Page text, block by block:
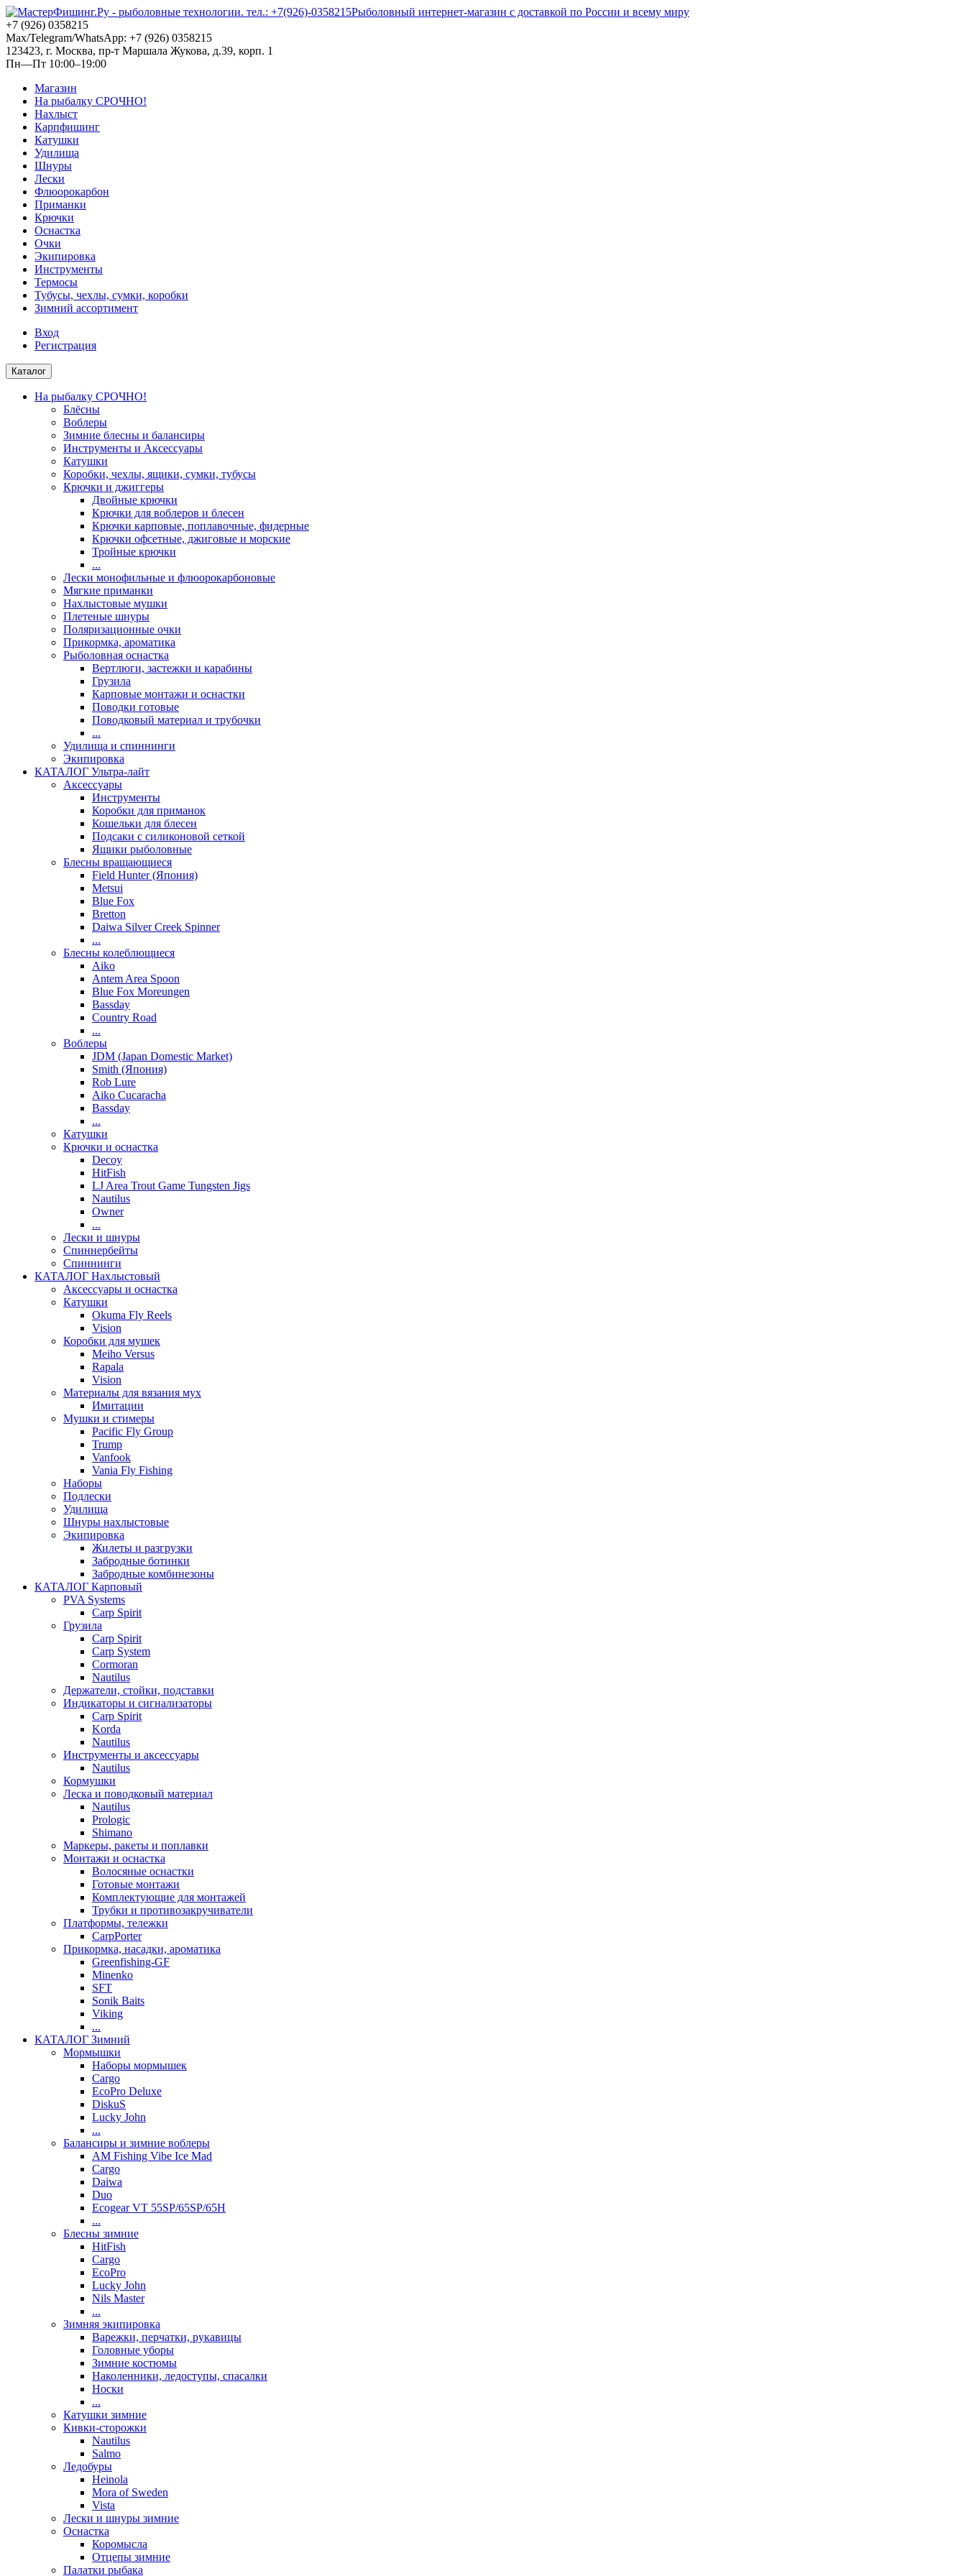
Рыболовный интернет-магазин с доставкой по России и всему миру
+7 (926) 0358215
Max/Telegram/WhatsApp: +7 (926) 0358215
123423, г. Москва, пр-т Маршала Жукова, д.39, корп. 1
Пн—Пт 10:00–19:00
Магазин
На рыбалку СРОЧНО!
Нахлыст
Карпфишинг
Катушки
Удилища
Шнуры
Лески
Флюорокарбон
Приманки
Крючки
Оснастка
Очки
Экипировка
Инструменты
Термосы
Тубусы, чехлы, сумки, коробки
Зимний ассортимент
Вход
Регистрация
Каталог
На рыбалку СРОЧНО!
Блёсны
Воблеры
Зимние блесны и балансиры
Инструменты и Аксессуары
Катушки
Коробки, чехлы, ящики, сумки, тубусы
Крючки и джиггеры
Двойные крючки
Крючки для воблеров и блесен
Крючки карповые, поплавочные, фидерные
Крючки офсетные, джиговые и морские
Тройные крючки
...
Лески монофильные и флюорокарбоновые
Мягкие приманки
Нахлыстовые мушки
Плетеные шнуры
Поляризационные очки
Прикормка, ароматика
Рыболовная оснастка
Вертлюги, застежки и карабины
Грузила
Карповые монтажи и оснастки
Поводки готовые
Поводковый материал и трубочки
...
Удилища и спиннинги
Экипировка
КАТАЛОГ Ультра-лайт
Аксессуары
Инструменты
Коробки для приманок
Кошельки для блесен
Подсаки с силиконовой сеткой
Ящики рыболовные
Блесны вращающиеся
Field Hunter (Япония)
Metsui
Blue Fox
Bretton
Daiwa Silver Creek Spinner
...
Блесны колеблющиеся
Aiko
Antem Area Spoon
Blue Fox Moreungen
Bassday
Country Road
...
Воблеры
JDM (Japan Domestic Market)
Smith (Япония)
Rob Lure
Aiko Cucaracha
Bassday
...
Катушки
Крючки и оснастка
Decoy
HitFish
LJ Area Trout Game Tungsten Jigs
Nautilus
Owner
...
Лески и шнуры
Спиннербейты
Спиннинги
КАТАЛОГ Нахлыстовый
Аксессуары и оснастка
Катушки
Okuma Fly Reels
Vision
Коробки для мушек
Meiho Versus
Rapala
Vision
Материалы для вязания мух
Имитации
Мушки и стимеры
Pacific Fly Group
Trump
Vanfook
Vania Fly Fishing
Наборы
Подлески
Удилища
Шнуры нахлыстовые
Экипировка
Жилеты и разгрузки
Забродные ботинки
Забродные комбинезоны
КАТАЛОГ Карповый
PVA Systems
Carp Spirit
Грузила
Carp Spirit
Carp System
Cormoran
Nautilus
Держатели, стойки, подставки
Индикаторы и сигнализаторы
Carp Spirit
Korda
Nautilus
Инструменты и аксессуары
Nautilus
Кормушки
Леска и поводковый материал
Nautilus
Prologic
Shimano
Маркеры, ракеты и поплавки
Монтажи и оснастка
Волосяные оснастки
Готовые монтажи
Комплектующие для монтажей
Трубки и противозакручиватели
Платформы, тележки
CarpPorter
Прикормка, насадки, ароматика
Greenfishing-GF
Minenko
SFT
Sonik Baits
Viking
...
КАТАЛОГ Зимний
Мормышки
Наборы мормышек
Cargo
EcoPro Deluxe
DiskuS
Lucky John
...
Балансиры и зимние воблеры
AM Fishing Vibe Ice Mad
Cargo
Daiwa
Duo
Ecogear VT 55SP/65SP/65H
...
Блесны зимние
HitFish
Cargo
EcoPro
Lucky John
Nils Master
...
Зимняя экипировка
Варежки, перчатки, рукавицы
Головные уборы
Зимние костюмы
Наколенники, ледоступы, спасалки
Носки
...
Катушки зимние
Кивки-сторожки
Nautilus
Salmo
Ледобуры
Heinola
Mora of Sweden
Vista
Лески и шнуры зимние
Оснастка
Коромысла
Отцепы зимние
Палатки рыбака